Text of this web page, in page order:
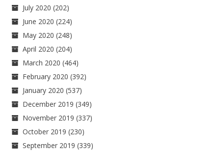
July 2020 (202)
June 2020 (224)
May 2020 (248)
April 2020 (204)
March 2020 (464)
February 2020 (392)
January 2020 (537)
December 2019 (349)
November 2019 (337)
October 2019 (230)
September 2019 (339)